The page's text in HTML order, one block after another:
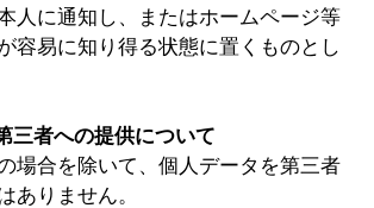
人に通知し、またはホームページ等
容易に知り得る状態に置くものとし
三者への提供について
場合を除いて、個人データを第三者
ありません。